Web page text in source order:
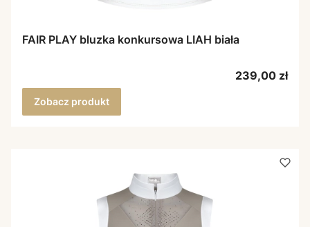
FAIR PLAY bluzka konkursowa LIAH biała
Cena
239,00 zł
Zobacz produkt